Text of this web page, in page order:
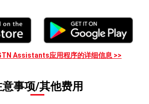
Assistants应用程序的详细信息 >>
意事项/其他费用